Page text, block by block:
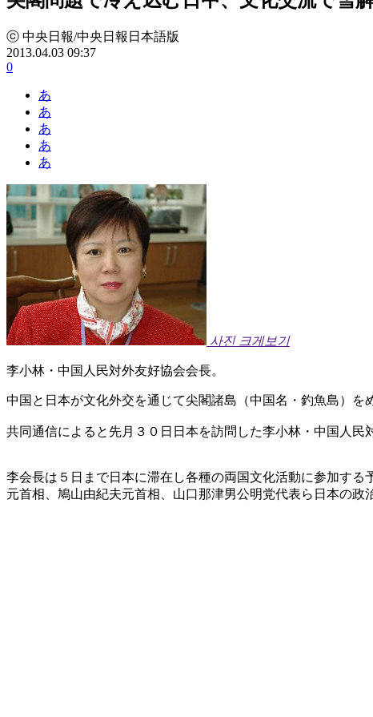
ⓒ 中央日報/中央日報日本語版
2013.04.03 09:37
0
あ
あ
あ
あ
あ
사진 크게보기
李小林・中国人民対外友好協会会長。
中国と日本が文化外交を通じて尖閣諸島（中国名・釣魚島）を
共同通信によると先月３０日日本を訪問した李小林・中国人
李会長は５日まで日本に滞在し各種の両国文化活動に参加す
元首相、鳩山由紀夫元首相、山口那津男公明党代表ら日本の政